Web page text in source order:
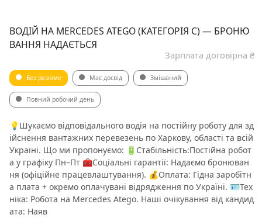
ВОДІЙ НА MERCEDES ATEGO (КАТЕГОРІЯ С) — БРОНЮ
ВАННЯ НАДАЄТЬСЯ
Зарплата договірна ₴
Без резюме Має досвід Змішаний
Повний робочий день
💡​Шукаємо відповідального водія на постійну роботу для зд
ійснення вантажних перевезень по Харкову, області та всій
Україні. ​Що ми пропонуємо: 🔋​Стабільність:Постійна робот
а у графіку Пн–Пт 🧰​Соціальні гарантії: Надаємо бронюван
ня (офіційне працевлаштування). 💰​Оплата: Гідна заробітн
а плата + окремо оплачувані відрядження по Україні. 🪪​Тех
ніка: Робота на Mercedes Atego. ​Наші очікування від кандид
ата: ️​Наяв